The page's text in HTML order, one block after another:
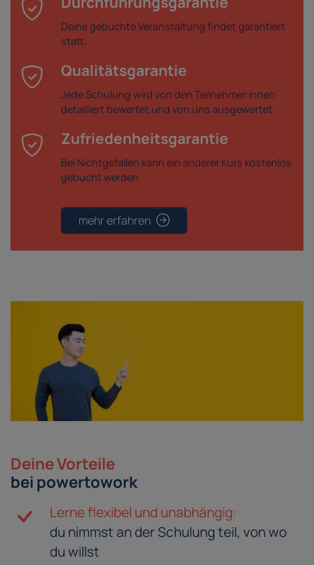
Deine gebuchte Veranstaltung findet garantiert
statt.
Qualitätsgarantie
Jede Schulung wird von den Teilnehmer:innen
detailliert bewertet und von uns ausgewertet.
Zufriedenheitsgarantie
Bei Nichtgefallen kann ein anderer Kurs kostenlos
gebucht werden.
mehr erfahren
Deine Vorteile
bei powertowork
Lerne flexibel und unabhängig:
du nimmst an der Schulung teil, von wo
du willst